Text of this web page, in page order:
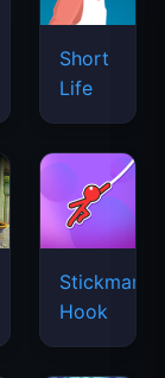
Short
Life
Stickman
Hook